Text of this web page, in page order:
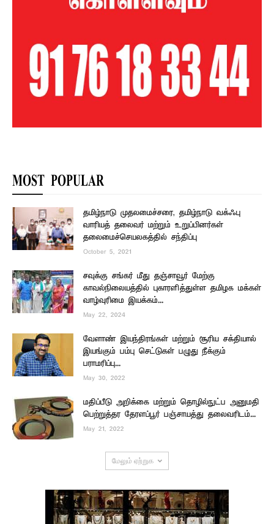
MOST POPULAR
தமிழ்நாடு முதலமைச்சரை, தமிழ்நாடு வக்ஃபு
வாரியத் தலைவர் மற்றும் உறுப்பினர்கள்
தலைமைச்செயலகத்தில் சந்திப்பு
October 5, 2021
சவுக்கு சங்கர் மீது தஞ்சாவூர் மேற்கு
காவல்நிலையத்தில் புகாரளித்துள்ள தமிழக மக்கள்
வாழ்வுரிமை இயக்கம்...
May 22, 2024
வேளாண் இயந்திரங்கள் மற்றும் சூரிய சக்தியால்
இயங்கும் பம்பு செட்டுகள் பழுது நீக்கும்
பராமரிப்பு...
May 30, 2022
மதிப்பீடு அறிக்கை மற்றும் தொழில்நுட்ப அனுமதி
பெற்றுத்தர தேரளப்பூர் பஞ்சாயத்து தலைவரிடம்...
May 21, 2022
மேலும் ஏற்றுக